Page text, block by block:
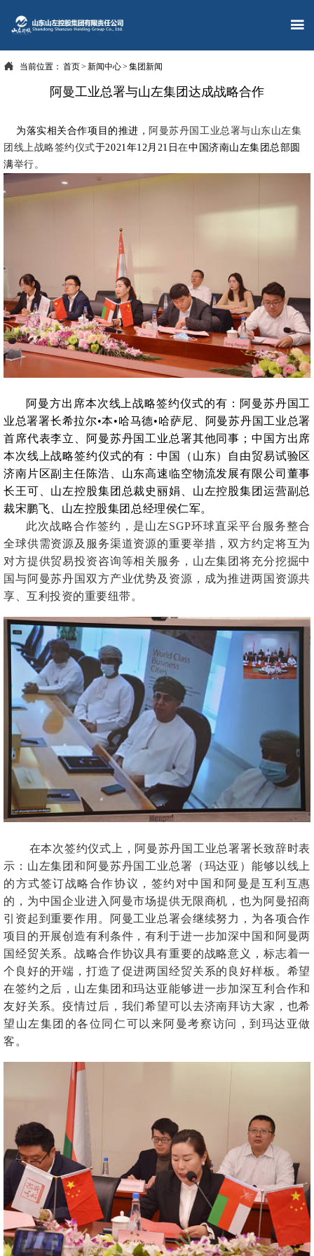

 当前位置： 首页> 新闻中心> 集团新闻
阿曼工业总署与山左集团达成战略合作
为落实相关合作项目的推进， 阿曼苏丹国工业总署与山东山左集
团线上战略签约仪式于2021年12月21日在中国济南山左集团总部圆
满举行。
阿曼方出席本次线上战略签约仪式的有：阿曼苏丹国工
业总署署长希拉尔•本•哈马德•哈萨尼、阿曼苏丹国工业总署
首席代表李立、阿曼苏丹国工业总署其他同事；中国方出席
本次线上战略签约仪式的有：中国（山东）自由贸易试验区
济南片区副主任陈浩、山东高速临空物流发展有限公司董事
长王可、山左控股集团总裁史丽娟、山左控股集团运营副总
裁宋鹏飞、山左控股集团总经理侯仁军。
此次战略合作签约，是山左SGP环球直采平台服务整合
全球供需资源及服务渠道资源的重要举措，双方约定将互为
对方提供贸易投资咨询等相关服务，山左集团将充分挖掘中
国与阿曼苏丹国双方产业优势及资源，成为推进两国资源共
享、互利投资的重要纽带。
在本次签约仪式上，阿曼苏丹国工业总署署长致辞时表
示： 山左集团和阿曼苏丹国工业总署（玛达亚）能够以线上
的方式签订战略合作协议，签约对中国和阿曼是互利互惠
的，为中国企业进入阿曼市场提供无限商机，也为阿曼招商
引资起到重要作用。阿曼工业总署会继续努力，为各项合作
项目的开展创造有利条件，有利于进一步加深中国和阿曼两
国经贸关系。战略合作协议具有重要的战略意义，标志着一
个良好的开端，打造了促进两国经贸关系的良好样板。希望
在签约之后，山左集团和玛达亚能够进一步加深互利合作和
友好关系。疫情过后，我们希望可以去济南拜访大家，也希
望山左集团的各位同仁可以来阿曼考察访问，到玛达亚做
客。